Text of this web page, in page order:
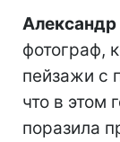
фотограф,
пейзажи с
что в этом
поразила